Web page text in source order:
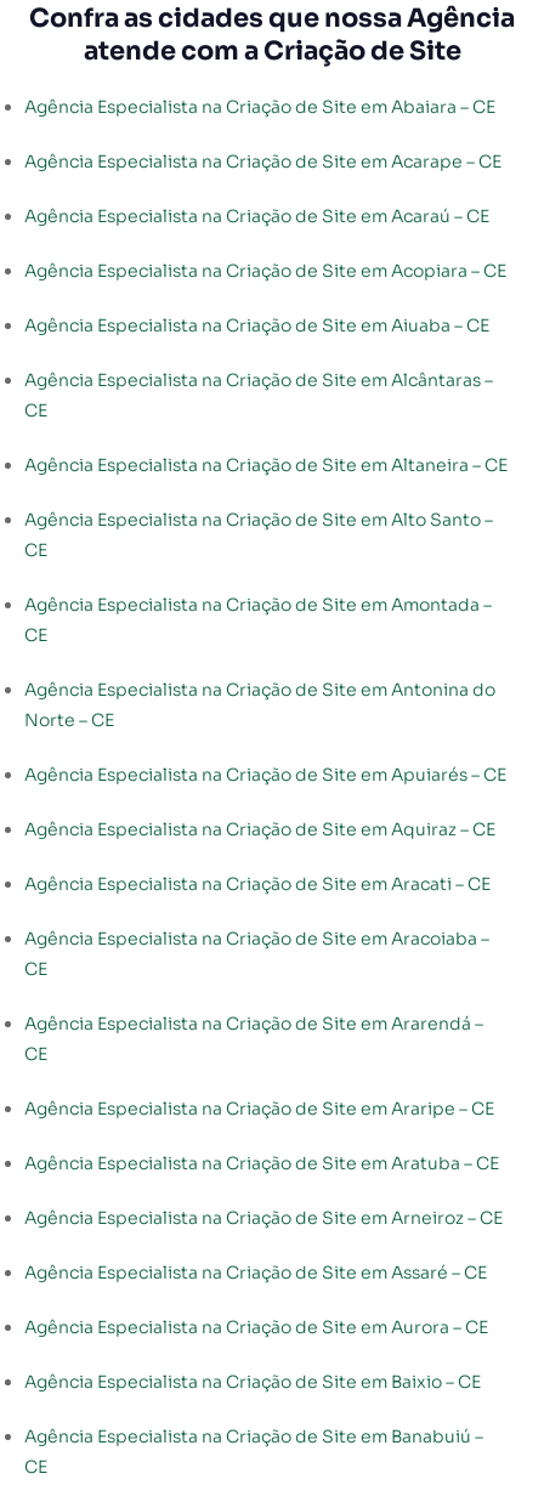
Confra as cidades que nossa Agência
atende com a Criação de Site
Agência Especialista na Criação de Site em Abaiara – CE
Agência Especialista na Criação de Site em Acarape – CE
Agência Especialista na Criação de Site em Acaraú – CE
Agência Especialista na Criação de Site em Acopiara – CE
Agência Especialista na Criação de Site em Aiuaba – CE
Agência Especialista na Criação de Site em Alcântaras –
CE
Agência Especialista na Criação de Site em Altaneira – CE
Agência Especialista na Criação de Site em Alto Santo –
CE
Agência Especialista na Criação de Site em Amontada –
CE
Agência Especialista na Criação de Site em Antonina do
Norte – CE
Agência Especialista na Criação de Site em Apuiarés – CE
Agência Especialista na Criação de Site em Aquiraz – CE
Agência Especialista na Criação de Site em Aracati – CE
Agência Especialista na Criação de Site em Aracoiaba –
CE
Agência Especialista na Criação de Site em Ararendá –
CE
Agência Especialista na Criação de Site em Araripe – CE
Agência Especialista na Criação de Site em Aratuba – CE
Agência Especialista na Criação de Site em Arneiroz – CE
Agência Especialista na Criação de Site em Assaré – CE
Agência Especialista na Criação de Site em Aurora – CE
Agência Especialista na Criação de Site em Baixio – CE
Agência Especialista na Criação de Site em Banabuiú –
CE